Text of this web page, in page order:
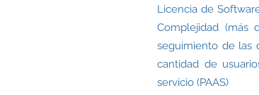
Licencia de
Complejidad (más
seguimiento de las
cantidad de
servicio (PAAS)